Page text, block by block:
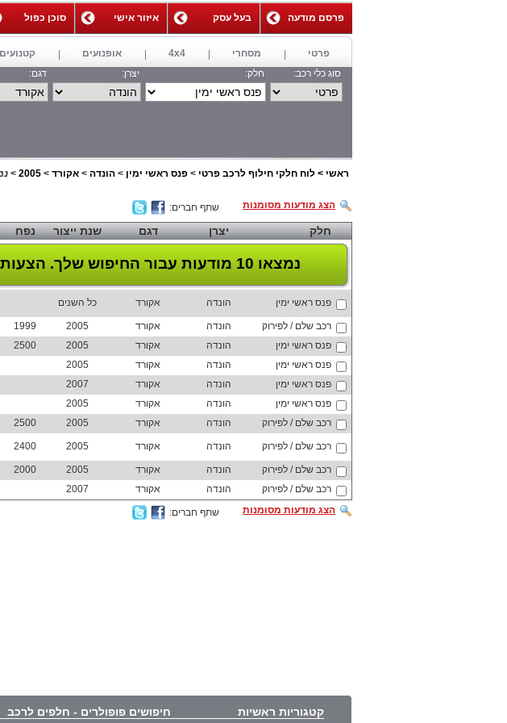
פרסם מודעה בעל עסק איזור אישי סוכן כפול ,
פרטי מסחרי 4x4 אופנועים קטנועים
סוג כלי רכב:
חלק: יצרן: דגם:
ראשי > לוח חלקי חילוף לרכב פרטי > פנס ראשי ימין > הונדה > אקורד >
2005
>
הצג מודעות מסומנות שתף חברים:
חלק יצרן דגם שנת ייצור נפח
נמצאו 10 מודעות עבור החיפוש שלך.
פנס ראשי ימין הונדה אקורד כל השנים
רכב שלם / לפירוק
הונדה אקורד 2005
1999
פנס ראשי ימין
הונדה אקורד 2005
2500
פנס ראשי ימין
הונדה אקורד 2005
פנס ראשי ימין
הונדה אקורד 2007
פנס ראשי ימין
הונדה אקורד 2005
רכב שלם / לפירוק
הונדה אקורד 2005
2500
רכב שלם / לפירוק
הונדה אקורד 2005
2400
רכב שלם / לפירוק
הונדה אקורד 2005
2000
רכב שלם / לפירוק
הונדה אקורד 2007
הצג מודעות מסומנות
שתף חברים:
קטגוריות ראשיות חיפושים פופולרים - חלפים לרכב